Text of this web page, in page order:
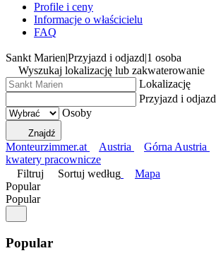
Profile i ceny
Informacje o właścicielu
FAQ
Sankt Marien|Przyjazd i odjazd|1 osoba
Wyszukaj lokalizację lub zakwaterowanie
Lokalizację
Przyjazd i odjazd
Osoby
Znajdź
Monteurzimmer.at Austria Górna Austria
kwatery pracownicze
Filtruj
Sortuj według
Mapa
Popular
Popular
Popular